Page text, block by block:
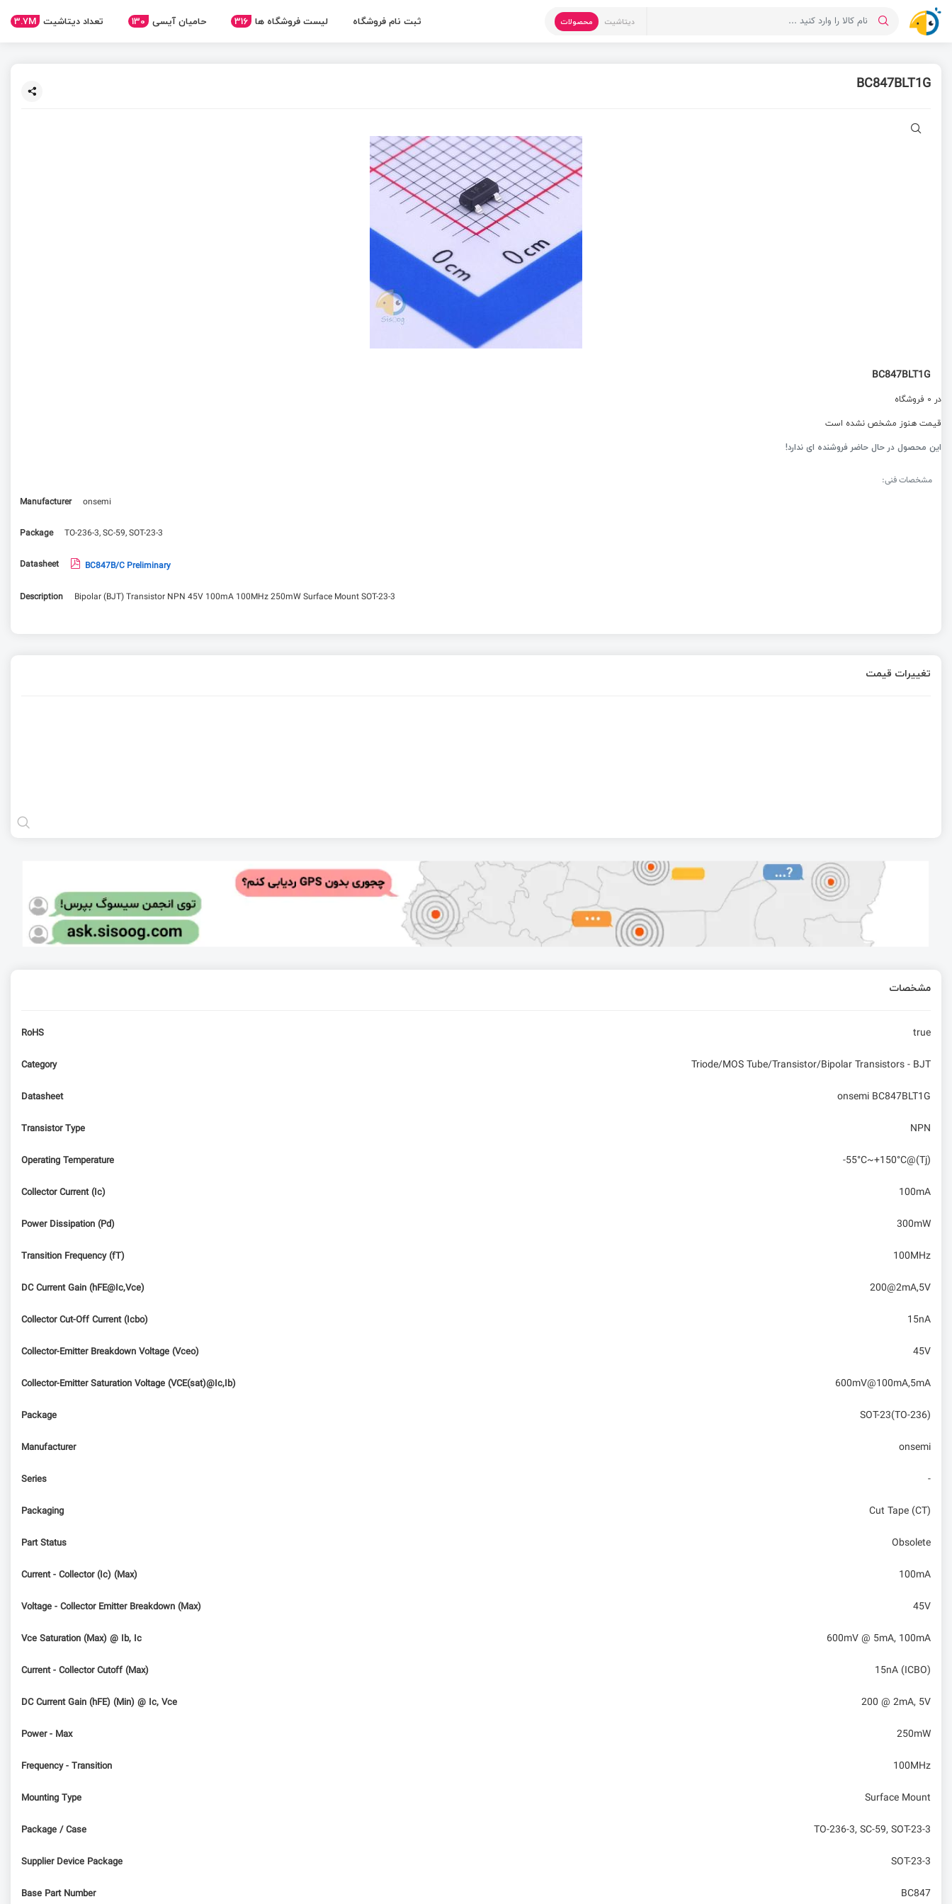
دیتاشیت محصولات ثبت نام فروشگاه لیست فروشگاه ها 316 حامیان آیسی 130 تعداد دیتاشیت 3.7M
BC847BLT1G
BC847BLT1G
در 0 فروشگاه
قیمت هنوز مشخص نشده است
این محصول در حال حاضر فروشنده ای ندارد!
مشخصات فنی:
Manufacturer
onsemi
Package TO-236-3, SC-59, SOT-23-3
Datasheet BC847B/C Preliminary
Description Bipolar (BJT) Transistor NPN 45V 100mA 100MHz 250mW Surface Mount SOT-23-3
تغییرات قیمت
مشخصات
RoHS true
Category Triode/MOS Tube/Transistor/Bipolar Transistors - BJT
Datasheet onsemi BC847BLT1G
Transistor Type NPN
Operating Temperature -55°C~+150°C@(Tj)
Collector Current (Ic) 100mA
Power Dissipation (Pd) 300mW
Transition Frequency (fT) 100MHz
DC Current Gain (hFE@Ic,Vce) 200@2mA,5V
Collector Cut-Off Current (Icbo) 15nA
Collector-Emitter Breakdown Voltage (Vceo) 45V
Collector-Emitter Saturation Voltage (VCE(sat)@Ic,Ib) 600mV@100mA,5mA
Package SOT-23(TO-236)
Manufacturer onsemi
Series -
Packaging Cut Tape (CT)
Part Status Obsolete
Current - Collector (Ic) (Max) 100mA
Voltage - Collector Emitter Breakdown (Max) 45V
Vce Saturation (Max) @ Ib, Ic 600mV @ 5mA, 100mA
Current - Collector Cutoff (Max) 15nA (ICBO)
DC Current Gain (hFE) (Min) @ Ic, Vce 200 @ 2mA, 5V
Power - Max 250mW
Frequency - Transition 100MHz
Mounting Type Surface Mount
Package / Case TO-236-3, SC-59, SOT-23-3
Supplier Device Package SOT-23-3
Base Part Number BC847